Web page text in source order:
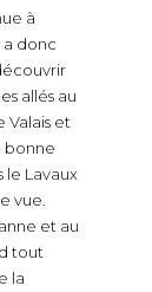
à
a donc
allés au
et
bonne
le Lavaux
vue.
et au
tout
la